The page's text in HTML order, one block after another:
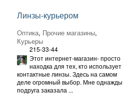
Линзы-курьером
Оптика, Прочие магазины,
Курьеры
215-33-44
Этот интернет-магазин- просто
находка для тех, кто использует
контактные линзы. Здесь на самом
деле огромный выбор. Мне однажды
подруга заказала ...